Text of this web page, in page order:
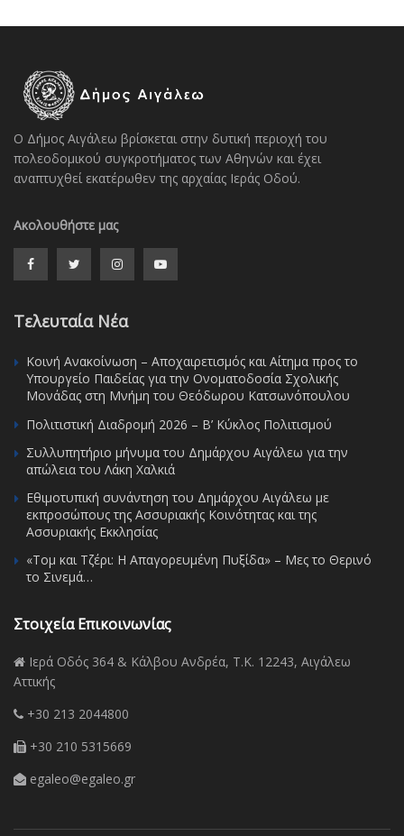
Ο Δήμος Αιγάλεω βρίσκεται στην δυτική περιοχή του
πολεοδομικού συγκροτήματος των Αθηνών και έχει
αναπτυχθεί εκατέρωθεν της αρχαίας Ιεράς Οδού.
Ακολουθήστε μας
Τελευταία Νέα
Κοινή Ανακοίνωση – Αποχαιρετισμός και Αίτημα προς το
Υπουργείο Παιδείας για την Ονοματοδοσία Σχολικής
Μονάδας στη Μνήμη του Θεόδωρου Κατσωνόπουλου
Πολιτιστική Διαδρομή 2026 – Β’ Κύκλος Πολιτισμού
Συλλυπητήριο μήνυμα του Δημάρχου Αιγάλεω για την
απώλεια του Λάκη Χαλκιά
Εθιμοτυπική συνάντηση του Δημάρχου Αιγάλεω με
εκπροσώπους της Ασσυριακής Κοινότητας και της
Ασσυριακής Εκκλησίας
«Τομ και Τζέρι: Η Απαγορευμένη Πυξίδα» – Μες το Θερινό
το Σινεμά…
Στοιχεία Επικοινωνίας
Ιερά Οδός 364 & Κάλβου Ανδρέα, Τ.Κ. 12243, Αιγάλεω
Αττικής
+30 213 2044800
+30 210 5315669
egaleo@egaleo.gr